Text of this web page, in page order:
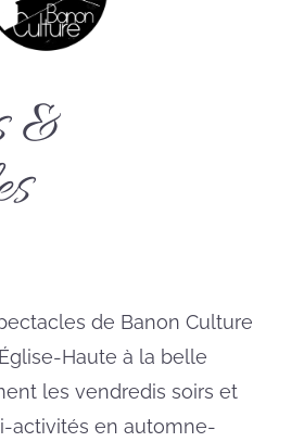
&
de Banon Culture
Haute à la belle
les vendredis soirs et
activités en automne-